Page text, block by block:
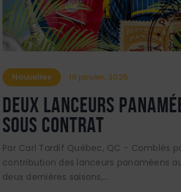
Nouvelles 16 janvier, 2025
Deux lanceurs
sous contrat
Par Carl Tardif Québec, QC - Comblés
contribution des lanceurs panaméens
deux dernières saisons,…